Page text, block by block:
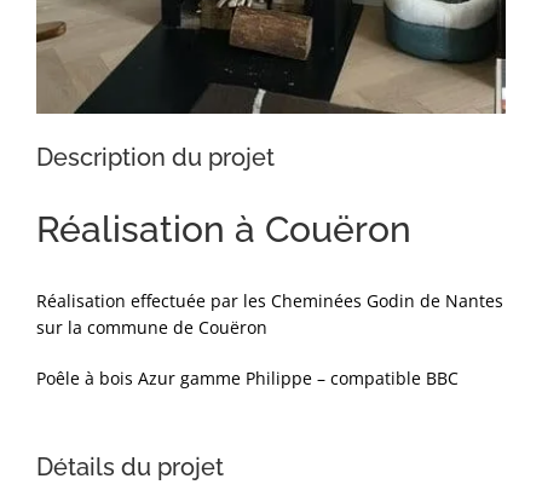
Description du projet
Réalisation à Couëron
Réalisation effectuée par les Cheminées Godin de Nantes
sur la commune de Couëron
Poêle à bois Azur gamme Philippe – compatible BBC
Détails du projet